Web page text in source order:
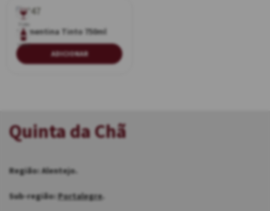
Clementina Tinto 750ml
ADICIONAR
750ml
Quinta da Chã
Região: Alentejo.
Sub-região:Portalegre.